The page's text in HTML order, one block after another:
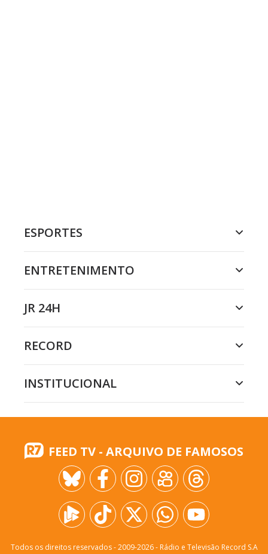
ESPORTES
ENTRETENIMENTO
JR 24H
RECORD
INSTITUCIONAL
FEED TV - ARQUIVO DE FAMOSOS
Todos os direitos reservados - 2009-2026- Rádio e Televisão Record S.A